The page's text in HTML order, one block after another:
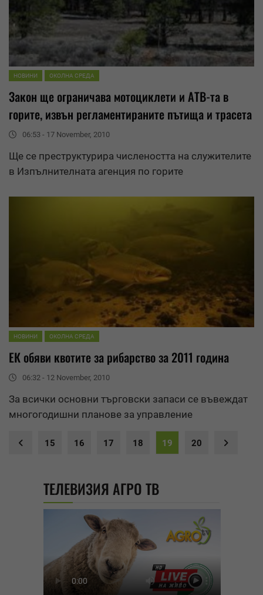
НОВИНИ ОКОЛНА СРЕДА
Закон ще ограничава мотоциклети и АТВ-та в
горите, извън регламентираните пътища и трасета
06:53 - 17 November, 2010
Ще се преструктурира числеността на служителите
в Изпълнителната агенция по горите
НОВИНИ ОКОЛНА СРЕДА
ЕК обяви квотите за рибарство за 2011 година
06:32 - 12 November, 2010
За всички основни търговски запаси се въвеждат
многогодишни планове за управление
15 16 17 18 19 20
ТЕЛЕВИЗИЯ АГРО ТВ